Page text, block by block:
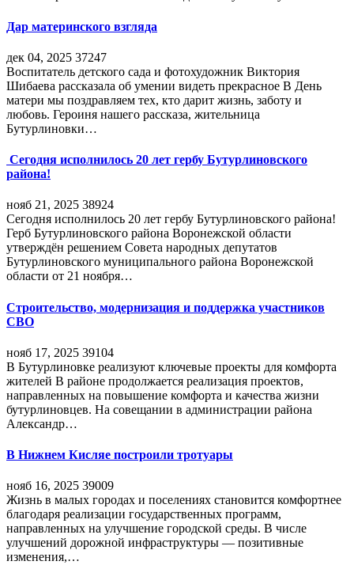
Дар материнского взгляда
дек 04, 2025 37247
Воспитатель детского сада и фотохудожник Виктория
Шибаева рассказала об умении видеть прекрасное В День
матери мы поздравляем тех, кто дарит жизнь, заботу и
любовь. Героиня нашего рассказа, жительница
Бутурлиновки…
Сегодня исполнилось 20 лет гербу Бутурлиновского
района!
нояб 21, 2025 38924
Сегодня исполнилось 20 лет гербу Бутурлиновского района!
Герб Бутурлиновского района Воронежской области
утверждён решением Совета народных депутатов
Бутурлиновского муниципального района Воронежской
области от 21 ноября…
Строительство, модернизация и поддержка участников
СВО
нояб 17, 2025 39104
В Бутурлиновке реализуют ключевые проекты для комфорта
жителей В районе продолжается реализация проектов,
направленных на повышение комфорта и качества жизни
бутурлиновцев. На совещании в администрации района
Александр…
В Нижнем Кисляе построили тротуары
нояб 16, 2025 39009
Жизнь в малых городах и поселениях становится комфортнее
благодаря реализации государственных программ,
направленных на улучшение городской среды. В числе
улучшений дорожной инфраструктуры — позитивные
изменения,…